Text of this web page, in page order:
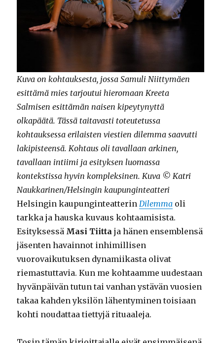
Kuva on kohtauksesta, jossa Samuli Niittymäen
esittämä mies tarjoutui hieromaan Kreeta
Salmisen esittämän naisen kipeytynyttä
olkapäätä. Tässä taitavasti toteutetussa
kohtauksessa erilaisten viestien dilemma saavutti
lakipisteensä. Kohtaus oli tavallaan arkinen,
tavallaan intiimi ja esityksen luomassa
kontekstissa hyvin kompleksinen. Kuva © Katri
Naukkarinen/Helsingin kaupunginteatteri
Helsingin kaupunginteatterin Dilemma oli
tarkka ja hauska kuvaus kohtaamisista.
Esityksessä Masi Tiitta ja hänen ensemblensä
jäsenten havainnot inhimillisen
vuorovaikutuksen dynamiikasta olivat
riemastuttavia. Kun me kohtaamme uudestaan
hyvänpäivän tutun tai vanhan ystävän vuosien
takaa kahden yksilön lähentyminen toisiaan
kohti noudattaa tiettyjä rituaaleja.